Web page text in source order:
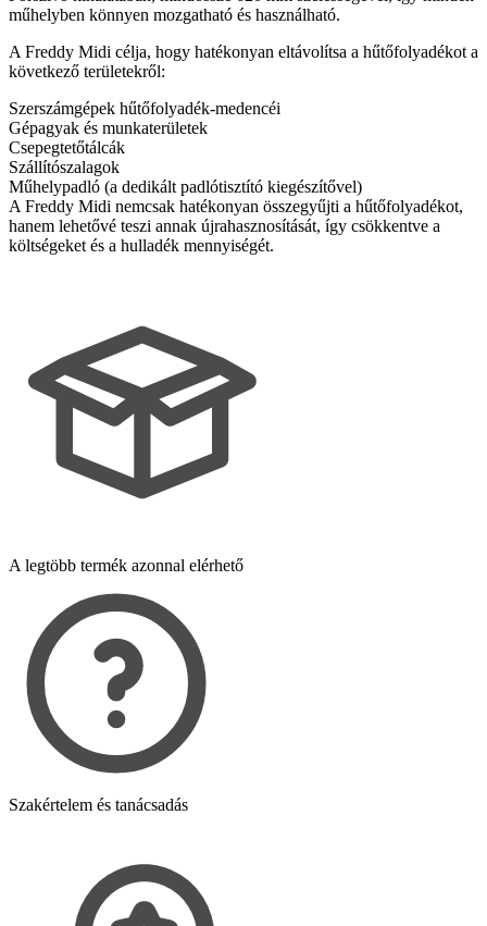
műhelyben könnyen mozgatható és használható.
A Freddy Midi célja, hogy hatékonyan eltávolítsa a hűtőfolyadékot a
következő területekről:
Szerszámgépek hűtőfolyadék-medencéi
Gépagyak és munkaterületek
Csepegtetőtálcák
Szállítószalagok
Műhelypadló (a dedikált padlótisztító kiegészítővel)
A Freddy Midi nemcsak hatékonyan összegyűjti a hűtőfolyadékot,
hanem lehetővé teszi annak újrahasznosítását, így csökkentve a
költségeket és a hulladék mennyiségét.
A legtöbb termék azonnal elérhető
Szakértelem és tanácsadás